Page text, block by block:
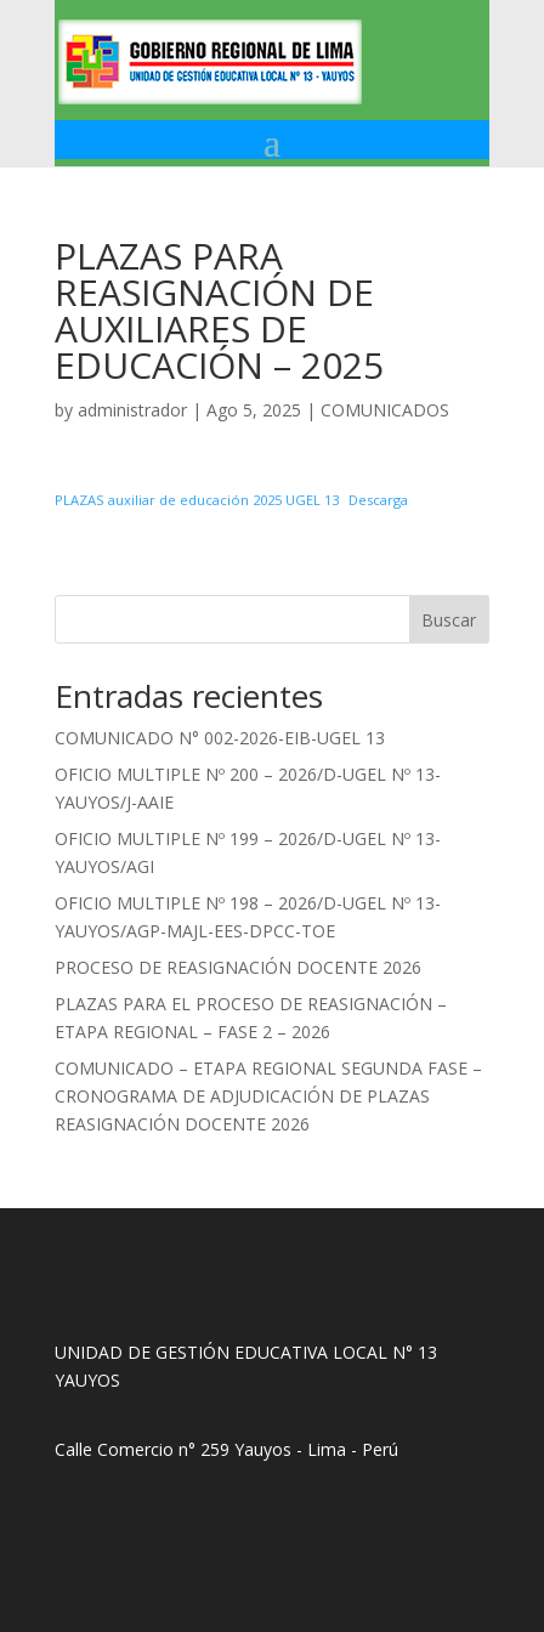
PLAZAS PARA
REASIGNACIÓN DE
AUXILIARES DE
EDUCACIÓN – 2025
by administrador| Ago 5, 2025 | COMUNICADOS
PLAZAS auxiliar de educación 2025 UGEL 13 Descarga
Buscar
Entradas recientes
COMUNICADO N° 002-2026-EIB-UGEL 13
OFICIO MULTIPLE Nº 200 – 2026/D-UGEL Nº 13-
YAUYOS/J-AAIE
OFICIO MULTIPLE Nº 199 – 2026/D-UGEL Nº 13-
YAUYOS/AGI
OFICIO MULTIPLE Nº 198 – 2026/D-UGEL Nº 13-
YAUYOS/AGP-MAJL-EES-DPCC-TOE
PROCESO DE REASIGNACIÓN DOCENTE 2026
PLAZAS PARA EL PROCESO DE REASIGNACIÓN –
ETAPA REGIONAL – FASE 2 – 2026
COMUNICADO – ETAPA REGIONAL SEGUNDA FASE –
CRONOGRAMA DE ADJUDICACIÓN DE PLAZAS
REASIGNACIÓN DOCENTE 2026
UNIDAD DE GESTIÓN EDUCATIVA LOCAL N° 13
YAUYOS
Calle Comercio n° 259 Yauyos - Lima - Perú